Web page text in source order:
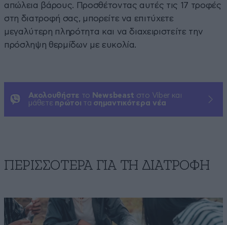
απώλεια βάρους. Προσθέτοντας αυτές τις 17 τροφές
στη διατροφή σας, μπορείτε να επιτύχετε
μεγαλύτερη πληρότητα και να διαχειριστείτε την
πρόσληψη θερμίδων με ευκολία.
Ακολουθήστε το Newsbeast στο Viber και
μάθετε πρώτοι τα σημαντικότερα νέα
ΠΕΡΙΣΣΟΤΕΡΑ ΓΙΑ ΤΗ ΔΙΑΤΡΟΦΗ